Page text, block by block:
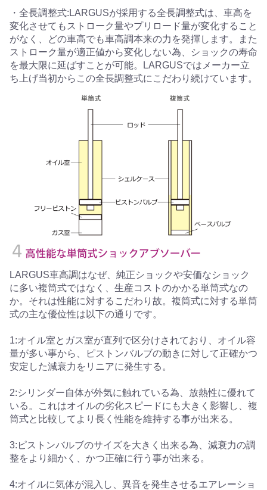
・全長調整式:LARGUSが採用する全長調整式は、車高を
変化させてもストローク量やプリロード量が変化すること
がなく、どの車高でも車高調本来の力を発揮します。また
ストローク量が適正値から変化しない為、ショックの寿命
を最大限に延ばすことが可能。LARGUSではメーカー立
ち上げ当初からこの全長調整式にこだわり続けています。
LARGUS車高調はなぜ、純正ショックや安価なショック
に多い複筒式ではなく、生産コストのかかる単筒式なの
か。それは性能に対するこだわり故。複筒式に対する単筒
式の主な優位性は以下の通りです。
1:オイル室とガス室が直列で区分けされており、オイル容
量が多い事から、ピストンバルブの動きに対して正確かつ
安定した減衰力をリニアに発生する。
2:シリンダー自体が外気に触れている為、放熱性に優れて
いる。これはオイルの劣化スピードにも大きく影響し、複
筒式と比較してより長く性能を維持する事が出来る。
3:ピストンバルブのサイズを大きく出来る為、減衰力の調
整をより細かく、かつ正確に行う事が出来る。
4:オイルに気体が混入し、異音を発生させるエアレーショ